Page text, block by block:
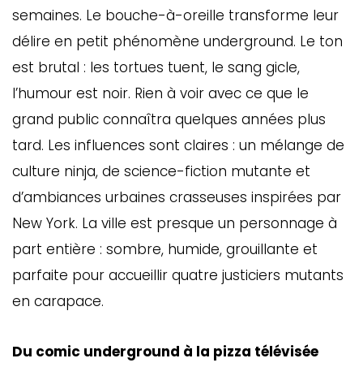
semaines. Le bouche-à-oreille transforme leur
délire en petit phénomène underground. Le ton
est brutal : les tortues tuent, le sang gicle,
l’humour est noir. Rien à voir avec ce que le
grand public connaîtra quelques années plus
tard. Les influences sont claires : un mélange de
culture ninja, de science-fiction mutante et
d’ambiances urbaines crasseuses inspirées par
New York. La ville est presque un personnage à
part entière : sombre, humide, grouillante et
parfaite pour accueillir quatre justiciers mutants
en carapace.
Du comic underground à la pizza télévisée